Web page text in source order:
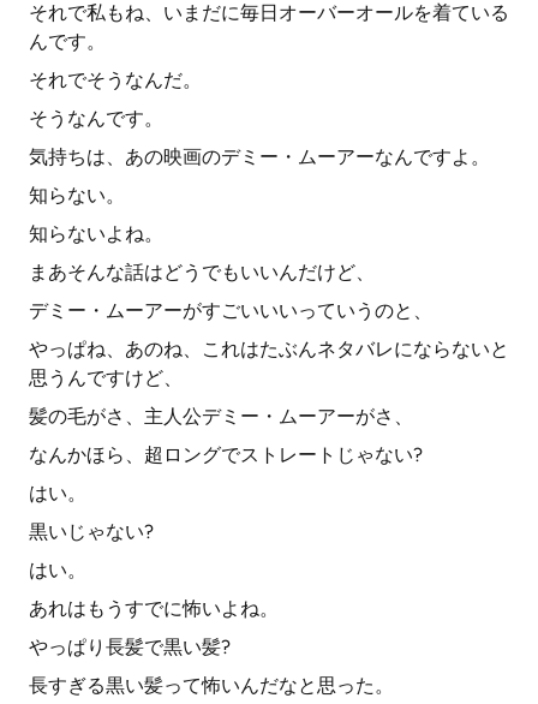
それで私もね、いまだに毎日オーバーオールを着ている
んです。
それでそうなんだ。
そうなんです。
気持ちは、あの映画のデミー・ムーアーなんですよ。
知らない。
知らないよね。
まあそんな話はどうでもいいんだけど、
デミー・ムーアーがすごいいいっていうのと、
やっぱね、あのね、これはたぶんネタバレにならないと
思うんですけど、
髪の毛がさ、主人公デミー・ムーアーがさ、
なんかほら、超ロングでストレートじゃない?
はい。
黒いじゃない?
はい。
あれはもうすでに怖いよね。
やっぱり長髪で黒い髪?
長すぎる黒い髪って怖いんだなと思った。